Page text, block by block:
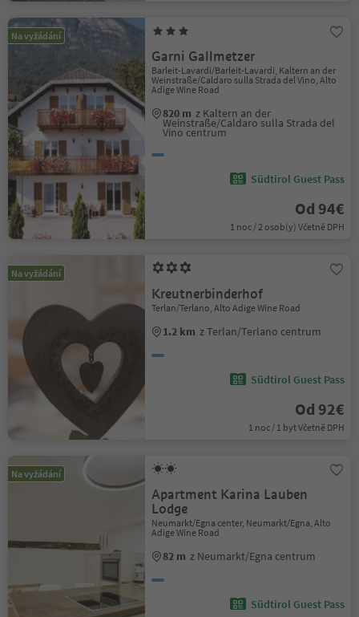
Na vyžádání
Garni Gallmetzer
Barleit-Lavardi/Barleit-Lavardi, Kaltern an der
Weinstraße/Caldaro sulla Strada del Vino, Alto
Adige Wine Road
820 m z Kaltern an der
Weinstraße/Caldaro sulla Strada del
Vino centrum
Südtirol Guest Pass
Od 94€
1 noc / 2 osob(y) Včetně DPH
Na vyžádání
Kreutnerbinderhof
Terlan/Terlano, Alto Adige Wine Road
1.2 km z Terlan/Terlano centrum
Südtirol Guest Pass
Od 92€
1 noc / 1 byt Včetně DPH
Na vyžádání
Apartment Karina Lauben
Lodge
Neumarkt/Egna center, Neumarkt/Egna, Alto
Adige Wine Road
82 m z Neumarkt/Egna centrum
Südtirol Guest Pass